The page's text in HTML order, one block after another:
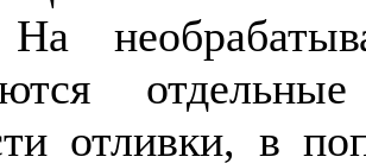
отливки, в